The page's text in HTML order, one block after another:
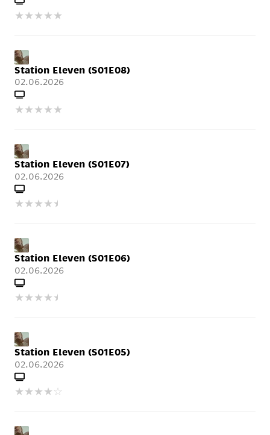
★ ★ ★ ★ ★
Station Eleven (S01E08)
02.06.2026
★ ★ ★ ★ ★
Station Eleven (S01E07)
02.06.2026
★ ★ ★ ★ ★
Station Eleven (S01E06)
02.06.2026
★ ★ ★ ★ ★
Station Eleven (S01E05)
02.06.2026
★ ★ ★ ★ ☆